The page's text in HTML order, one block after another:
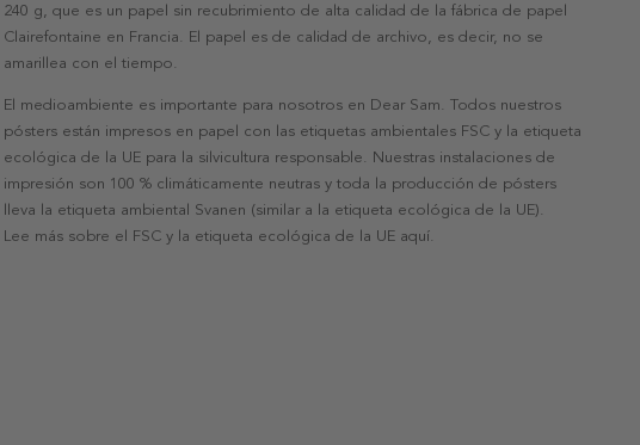
240 g, que es un papel sin recubrimiento de alta calidad de la fábrica de papel
Clairefontaine en Francia. El papel es de calidad de archivo, es decir, no se
amarillea con el tiempo.
El medioambiente es importante para nosotros en Dear Sam. Todos nuestros
pósters están impresos en papel con las etiquetas ambientales FSC y la etiqueta
ecológica de la UE para la silvicultura responsable. Nuestras instalaciones de
impresión son 100 % climáticamente neutras y toda la producción de pósters
lleva la etiqueta ambiental Svanen (similar a la etiqueta ecológica de la UE).
Lee más sobre el FSC y la etiqueta ecológica de la UE aquí.